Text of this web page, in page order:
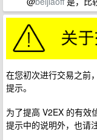
在您初次进行交易之前
提示。
为了提高 V2EX 的有效
提示中的说明外，也请